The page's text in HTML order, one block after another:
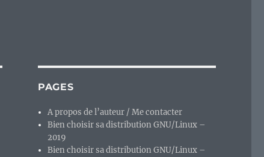
PAGES
A propos de l’auteur / Me contacter
Bien choisir sa distribution GNU/Linux –
2019
Bien choisir sa distribution GNU/Linux –